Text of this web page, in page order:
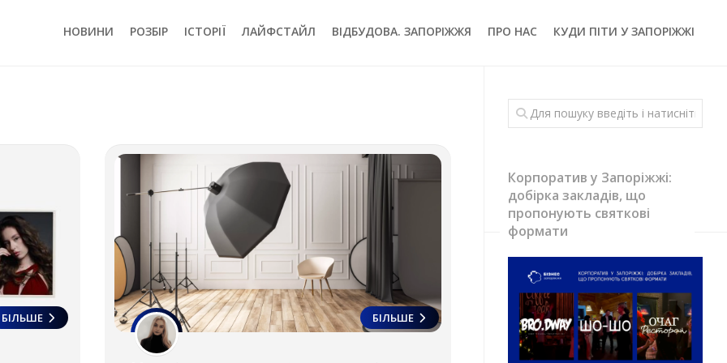
НОВИНИ РОЗБІР ІСТОРІЇ ЛАЙФСТАЙЛ ВІДБУДОВА. ЗАПОРІЖЖЯ ПРО НАС КУДИ ПІТИ У ЗАПОРІЖЖІ
БІЛЬШЕ БІЛЬШЕ
Корпоратив у Запоріжжі:
добірка закладів, що
пропонують святкові
формати